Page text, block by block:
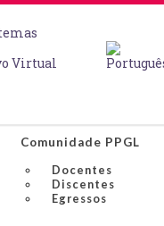
Virtual
Comunidade PPGL
Docentes
Discentes
Egressos